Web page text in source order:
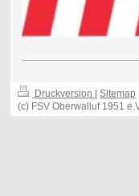
Druckversion | Sitemap
(c) FSV Oberwalluf 1951